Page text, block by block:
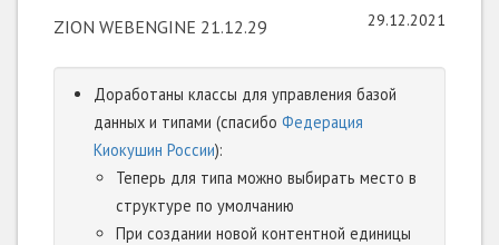
ZION WEBENGINE 21.12.29 29.12.2021
Доработаны классы для управления базой
данных и типами (спасибо Федерация
Киокушин России):
Теперь для типа можно выбирать место в
структуре по умолчанию
При создании новой контентной единицы